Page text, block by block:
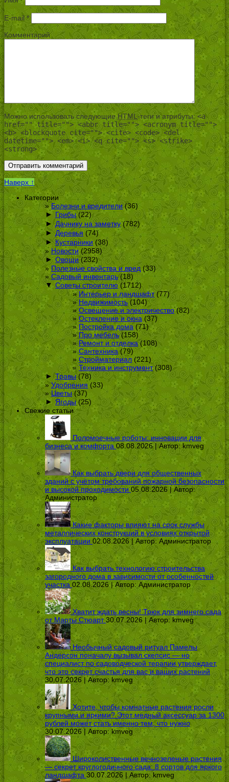
E-mail*
Комментарий
Можно использовать следующиеHTML-теги и атрибуты:<a
href="" title=""> <abbr title=""> <acronym title="">
<b> <blockquote cite=""> <cite> <code> <del
datetime=""> <em> <i> <q cite=""> <s> <strike>
<strong>
Наверх ↑
Категории
Болезни и вредители(36)
► Грибы(22)
► Дачнику на заметку(782)
► Деревья (74)
► Кустарники (38)
Новости(2958)
► Овощи(232)
Полезные свойства и вред(33)
Садовый инвентарь(18)
▼ Советы строителю(1712)
Интерьер и ландшафт(77)
Недвижимость(104)
Освещение и электричество(82)
Остекление и окна (37)
Постройка дома (71)
Про мебель(158)
Ремонт и отделка(108)
Сантехника(79)
Стройматериал (221)
Техника и инструмент(308)
► Травы(78)
Удобрения(33)
Цветы(37)
► Ягоды(25)
Свежие статьи
Поломоечные роботы: инновации для
бизнеса и комфорта 08.08.2026 | Автор:kmveg
Как выбрать двери для общественных
зданий с учётом требований пожарной безопасности
и высокой проходимости 05.08.2026 | Автор:
Администратор
Какие факторы влияют на срок службы
металлических конструкций в условиях открытой
эксплуатации 02.08.2026 | Автор: Администратор
Как выбрать технологию строительства
загородного дома в зависимости от особенностей
участка 02.08.2026 | Автор: Администратор
Хватит ждать весны! Трюк для зимнего сада
от Марты Стюарт 30.07.2026 | Автор: kmveg
Необычный садовый ритуал Памелы
Андерсон поначалу вызывал скепсис — но
специалист по садоводческой терапии утверждает,
что это секрет счастья для вас и ваших растений
30.07.2026 | Автор: kmveg
Хотите, чтобы комнатные растения росли
крупными и яркими? Этот медный аксессуар за 1300
рублей может стать именно тем, что нужно
30.07.2026 | Автор: kmveg
Широколиственные вечнозеленые растения
— секрет круглогодичного сада: 8 сортов для яркого
ландшафта 30.07.2026 | Автор:kmveg